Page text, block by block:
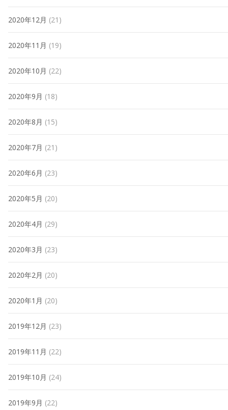
2020年12月 (21)
2020年11月 (19)
2020年10月 (22)
2020年9月 (18)
2020年8月 (15)
2020年7月 (21)
2020年6月 (23)
2020年5月 (20)
2020年4月 (29)
2020年3月 (23)
2020年2月 (20)
2020年1月 (20)
2019年12月 (23)
2019年11月 (22)
2019年10月 (24)
2019年9月 (22)